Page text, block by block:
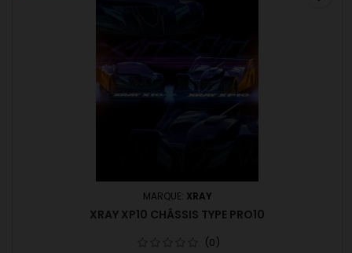
MARQUE: XRAY
XRAY XP10 CHÂSSIS TYPE PRO10
(0)